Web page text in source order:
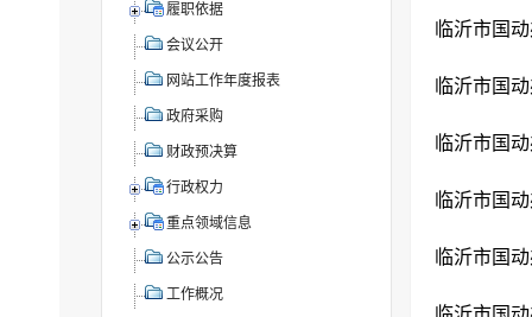
履职依据
会议公开
网站工作年度报表
政府采购
财政预决算
行政权力
重点领域信息
公示公告
工作概况
临沂市国
临沂市国
临沂市国
临沂市国
临沂市国